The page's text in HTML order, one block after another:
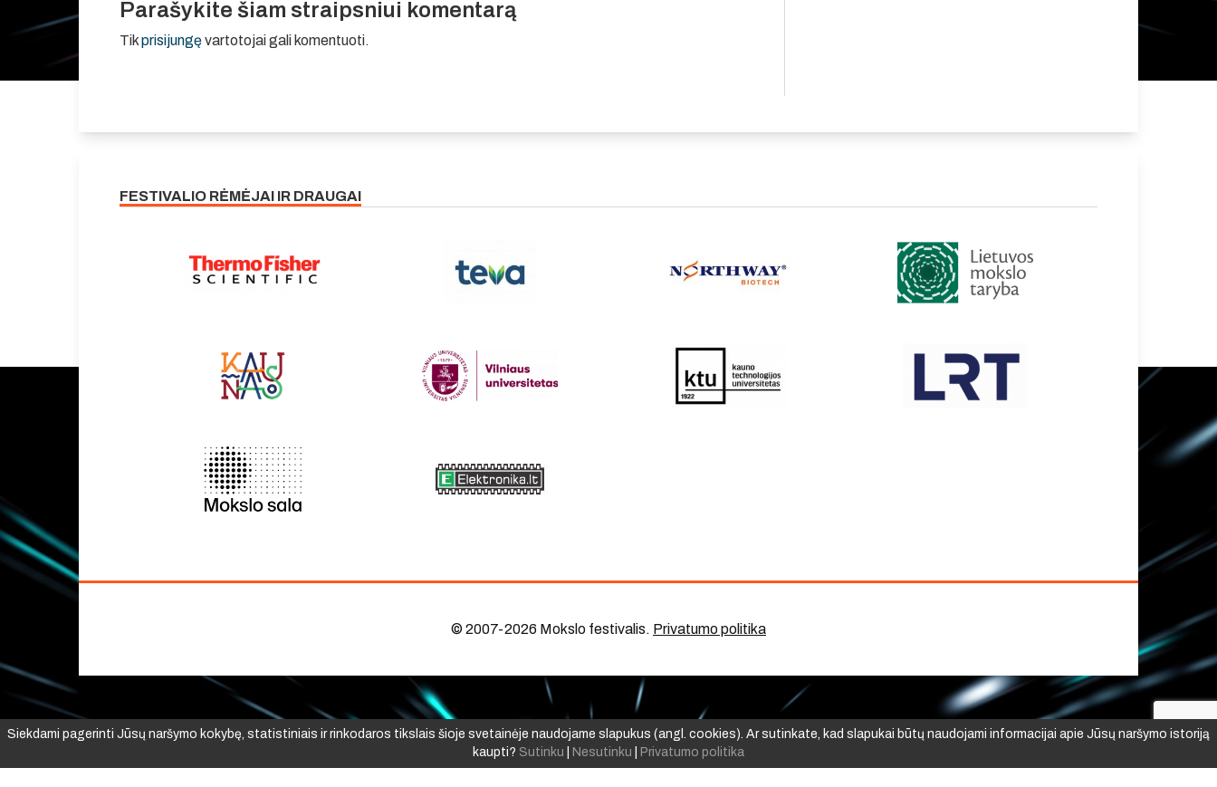
Parašykite šiam straipsniui komentarą
Tikprisijungęvartotojai gali komentuoti.
FESTIVALIO RĖMĖJAI IR DRAUGAI
© 2007-2026 Mokslo festivalis. Privatumo politika
Siekdami pagerinti Jūsų naršymo kokybę, statistiniais ir rinkodaros tikslais šioje svetainėje naudojame slapukus (angl. cookies). Ar sutinkate, kad slapukai būtų naudojami informacijai apie Jūsų naršymo istoriją
kaupti? Sutinku Nesutinku Privatumo politika